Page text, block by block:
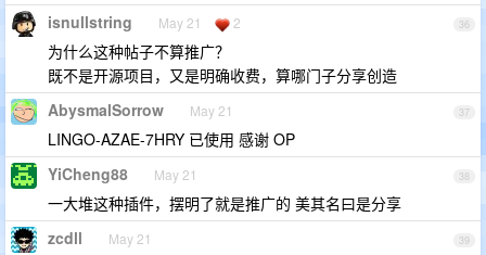
36
isnullstring May 21 2
为什么这种帖子不算推广？
既不是开源项目，又是明确收费，算哪门子分享创造
37
AbysmalSorrow May 21
LINGO-AZAE-7HRY 已使用 感谢 OP
38
YiCheng88 May 21
一大堆这种插件，摆明了就是推广的 美其名曰是分享
39
zcdll May 21